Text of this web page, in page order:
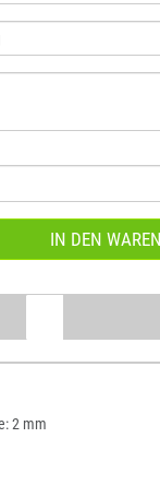
IN DEN
2 mm